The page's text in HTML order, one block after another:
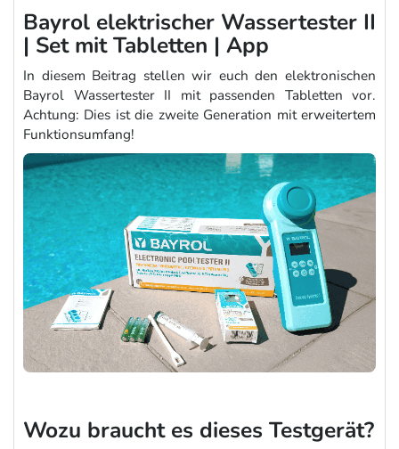
Bayrol elektrischer Wassertester II
| Set mit Tabletten | App
In diesem Beitrag stellen wir euch den elektronischen
Bayrol Wassertester II mit passenden Tabletten vor.
Achtung: Dies ist die zweite Generation mit erweitertem
Funktionsumfang!
Wozu braucht es dieses Testgerät?